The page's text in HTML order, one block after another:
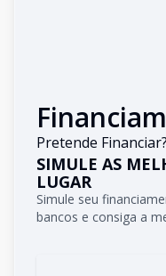
Pretende Financiar?
SIMULE AS
LUGAR
Simule seu
bancos e consiga a